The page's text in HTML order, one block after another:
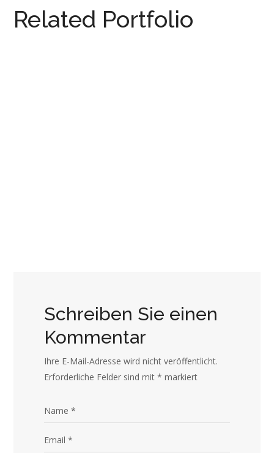
Related Portfolio
Schreiben Sie einen
Kommentar
Ihre E-Mail-Adresse wird nicht veröffentlicht.
Erforderliche Felder sind mit* markiert